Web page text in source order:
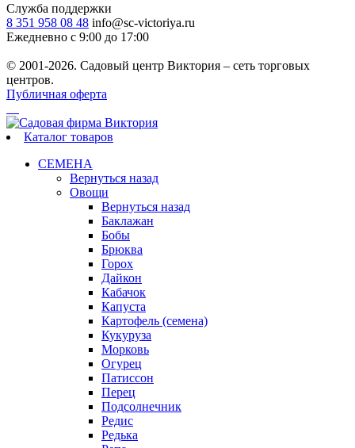
Служба поддержки
8 351 958 08 48 info@sc-victoriya.ru
Ежедневно с 9:00 до 17:00
© 2001-2026. Садовый центр Виктория – сеть торговых
центров.
Публичная оферта
Каталог товаров
СЕМЕНА
Вернуться назад
Овощи
Вернуться назад
Баклажан
Бобы
Брюква
Горох
Дайкон
Кабачок
Капуста
Картофель (семена)
Кукуруза
Морковь
Огурец
Патиссон
Перец
Подсолнечник
Редис
Редька